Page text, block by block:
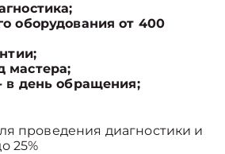
оборудования от 400
мастера;
в день обращения;
проведения диагностики и
25%